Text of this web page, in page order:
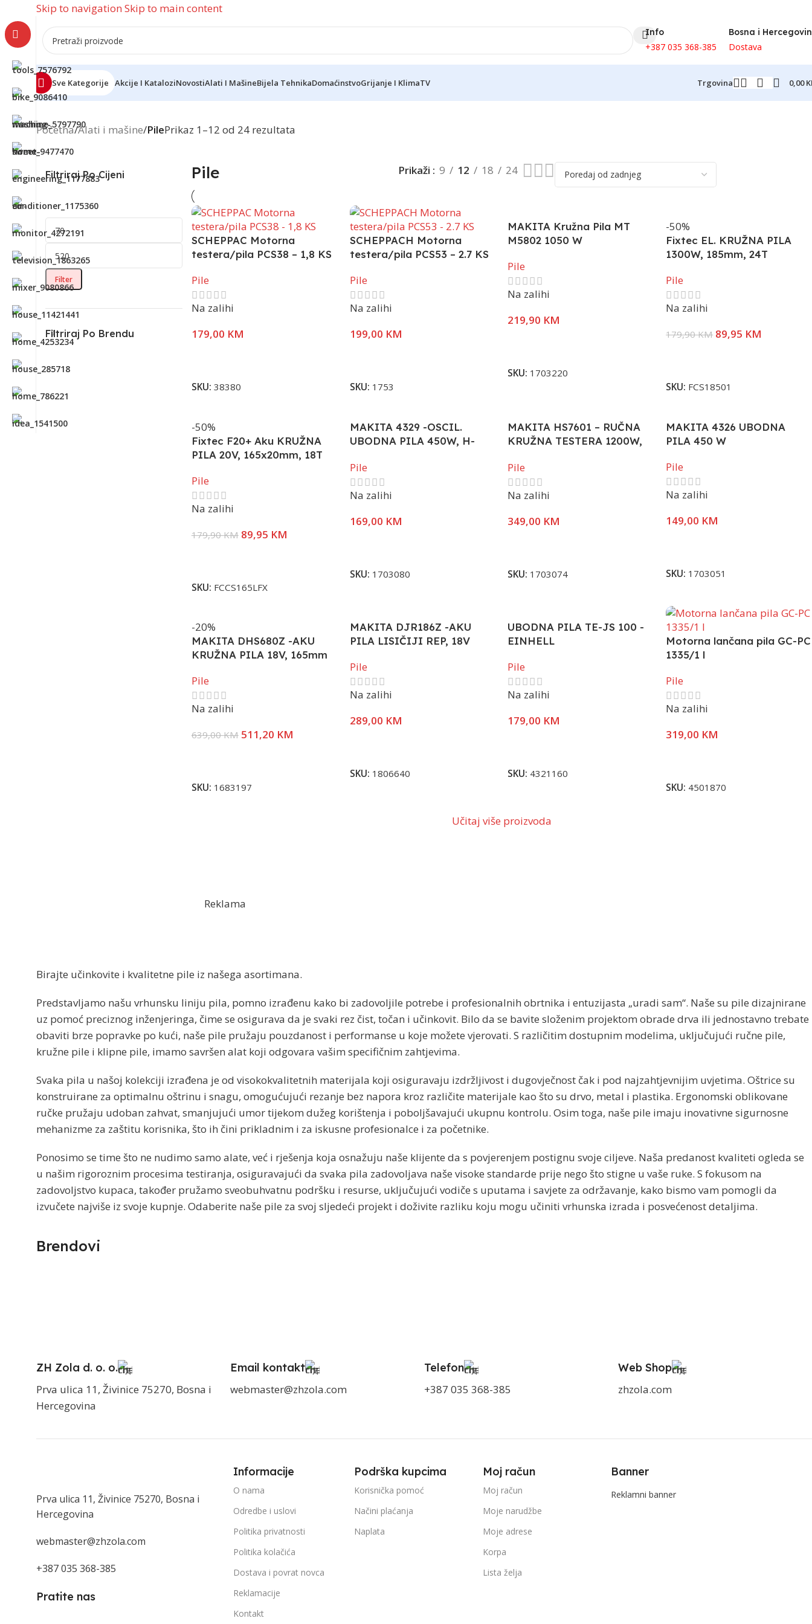
Skip to navigation Skip to main content
Info
+387 035 368-385
Bosna i
Dostava
Sve Kategorije Akcije I KataloziNovostiAlati I MašineBijela TehnikaDomaćinstvoGrijanje I KlimaTV Trgovina 0,00
Početna/Alati i mašine/PilePrikaz 1–12 od 24 rezultata
Filtriraj Po Cijeni
Filter
Filtriraj Po Brendu
Pile Prikaži 9 12 18 24
SCHEPPAC Motorna
testera/pila PCS38 – 1,8 KS
Pile
Na zalihi
179,00 KM
SKU: 38380
SCHEPPACH Motorna
testera/pila PCS53 – 2.7 KS
Pile
Na zalihi
199,00 KM
SKU: 1753
MAKITA Kružna Pila MT
M5802 1050 W
Pile
Na zalihi
219,90 KM
SKU: 1703220
-50%
Fixtec EL. KRUŽNA PILA
1300W, 185mm, 24T
Pile
Na zalihi
179,90KM 89,95 KM
SKU: FCS18501
-50%
Fixtec F20+ Aku KRUŽNA
PILA 20V, 165x20mm, 18T
Pile
Na zalihi
179,90KM 89,95 KM
SKU: FCCS165LFX
MAKITA 4329 -OSCIL.
UBODNA PILA 450W, H-
Pile
Na zalihi
169,00 KM
SKU: 1703080
MAKITA HS7601 – RUČNA
KRUŽNA TESTERA 1200W,
Pile
Na zalihi
349,00 KM
SKU: 1703074
MAKITA 4326 UBODNA
PILA 450 W
Pile
Na zalihi
149,00 KM
SKU: 1703051
-20%
MAKITA DHS680Z -AKU
KRUŽNA PILA 18V, 165mm
Pile
Na zalihi
639,00KM 511,20 KM
SKU: 1683197
MAKITA DJR186Z -AKU
PILA LISIČIJI REP, 18V
Pile
Na zalihi
289,00 KM
SKU: 1806640
UBODNA PILA TE-JS 100 -
EINHELL
Pile
Na zalihi
179,00 KM
SKU: 4321160
Motorna lančana pila GC-PC
1335/1 l
Pile
Na zalihi
319,00 KM
SKU: 4501870
Učitaj više proizvoda
Reklama
Birajte učinkovite i kvalitetne pile iz našega asortimana.
Predstavljamo našu vrhunsku liniju pila, pomno izrađenu kako bi zadovoljile potrebe i profesionalnih obrtnika i entuzijasta „uradi sam“. Naše su pile dizajnirane
uz pomoć preciznog inženjeringa, čime se osigurava da je svaki rez čist, točan i učinkovit. Bilo da se bavite složenim projektom obrade drva ili jednostavno trebate
obaviti brze popravke po kući, naše pile pružaju pouzdanost i performanse u koje možete vjerovati. S različitim dostupnim modelima, uključujući ručne pile,
kružne pile i klipne pile, imamo savršen alat koji odgovara vašim specifičnim zahtjevima.
Svaka pila u našoj kolekciji izrađena je od visokokvalitetnih materijala koji osiguravaju izdržljivost i dugovječnost čak i pod najzahtjevnijim uvjetima. Oštrice su
konstruirane za optimalnu oštrinu i snagu, omogućujući rezanje bez napora kroz različite materijale kao što su drvo, metal i plastika. Ergonomski oblikovane
ručke pružaju udoban zahvat, smanjujući umor tijekom dužeg korištenja i poboljšavajući ukupnu kontrolu. Osim toga, naše pile imaju inovativne sigurnosne
mehanizme za zaštitu korisnika, što ih čini prikladnim i za iskusne profesionalce i za početnike.
Ponosimo se time što ne nudimo samo alate, već i rješenja koja osnažuju naše klijente da s povjerenjem postignu svoje ciljeve. Naša predanost kvaliteti ogleda se
u našim rigoroznim procesima testiranja, osiguravajući da svaka pila zadovoljava naše visoke standarde prije nego što stigne u vaše ruke. S fokusom na
zadovoljstvo kupaca, također pružamo sveobuhvatnu podršku i resurse, uključujući vodiče s uputama i savjete za održavanje, kako bismo vam pomogli da
izvučete najviše iz svoje kupnje. Odaberite naše pile za svoj sljedeći projekt i doživite razliku koju mogu učiniti vrhunska izrada i posvećenost detaljima.
Brendovi
ZH Zola d. o. o.
Prva ulica 11, Živinice 75270, Bosna i
Hercegovina
Email kontakt
webmaster@zhzola.com
Telefon
+387 035 368-385
Web Shop
zhzola.com
Prva ulica 11, Živinice 75270, Bosna i
Hercegovina
webmaster@zhzola.com
+387 035 368-385
Pratite nas
Informacije
O nama
Odredbe i uslovi
Politika privatnosti
Politika kolačića
Dostava i povrat novca
Reklamacije
Kontakt
Podrška kupcima
Korisnička pomoć
Načini plaćanja
Naplata
Moj račun
Moj račun
Moje narudžbe
Moje adrese
Korpa
Lista želja
Banner
Reklamni banner